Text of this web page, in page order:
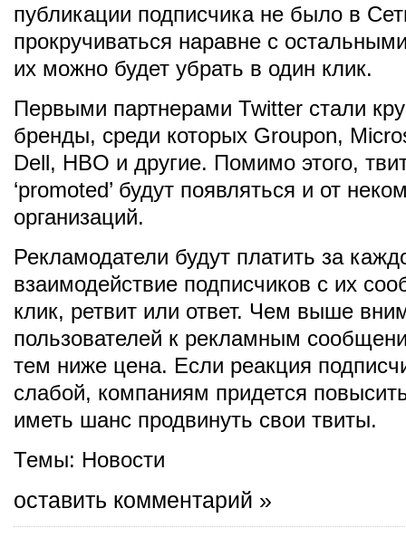
публикации подписчика не было в
прокручиваться наравне с
их можно будет убрать в один клик.
Первыми партнерами Twitter стали
бренды, среди которых Groupon,
Dell, HBO и другие. Помимо этого,
‘promoted’ будут появляться и от
организаций.
Рекламодатели будут платить за
взаимодействие подписчиков с их
клик, ретвит или ответ. Чем выше
пользователей к рекламным
тем ниже цена. Если реакция
слабой, компаниям придется
иметь шанс продвинуть свои твиты.
Темы: Новости
оставить комментарий »